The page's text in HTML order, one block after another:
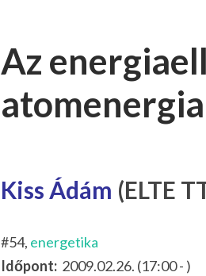
Az
atomenergia
Kiss Ádám (ELTE
#54, energetika
Időpont: 2009.02.26. (17:00 - )